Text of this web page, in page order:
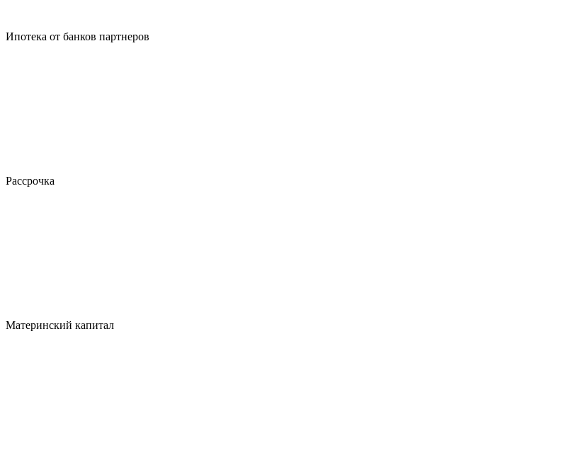
Ипотека от банков партнеров
Рассрочка
Материнский капитал